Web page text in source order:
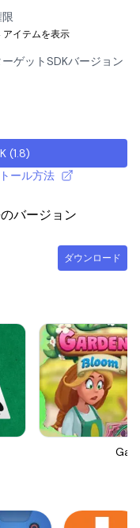
アイテムを表示
ーゲットSDKバージョン
(1.8)
ール方法
バージョン
ダウンロード